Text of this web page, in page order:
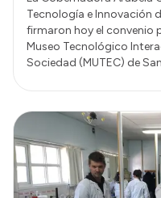
Tecnología e Innovación
firmaron hoy el convenio
Museo Tecnológico
Sociedad (MUTEC) de